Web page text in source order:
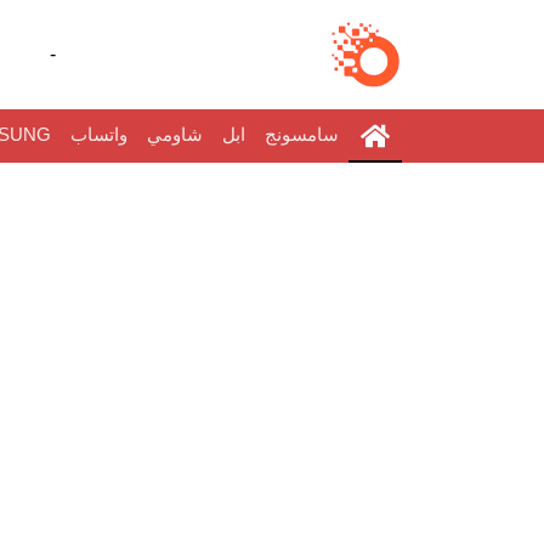
-
سامسونج ابل شاومي واتساب